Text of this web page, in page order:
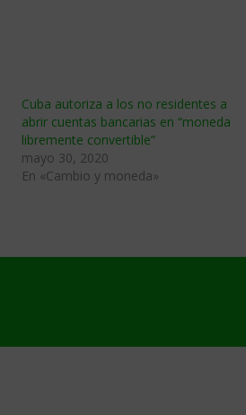
Cuba autoriza a los no residentes a
abrir cuentas bancarias en “moneda
libremente convertible”
mayo 30, 2020
En «Cambio y moneda»